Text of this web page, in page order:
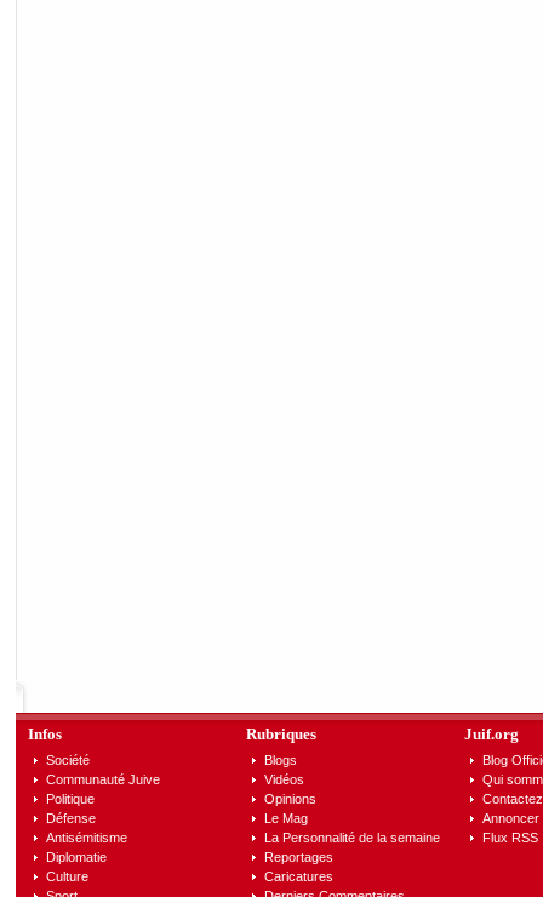
Infos
Société
Communauté Juive
Politique
Défense
Antisémitisme
Diplomatie
Culture
Rubriques
Blogs
Vidéos
Opinions
Le Mag
La Personnalité de la semaine
Reportages
Caricatures
Juif.org
Blog
Qui
Annoncer
Flux RSS